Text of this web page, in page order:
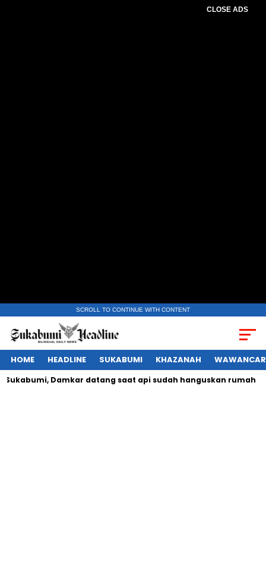
CLOSE ADS
SCROLL TO CONTINUE WITH CONTENT
HOME HEADLINE SUKABUMI KHAZANAH
Damkar datang saat api sudah hanguskan rumah